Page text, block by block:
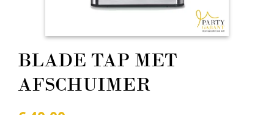
BLADE TAP MET
AFSCHUIMER